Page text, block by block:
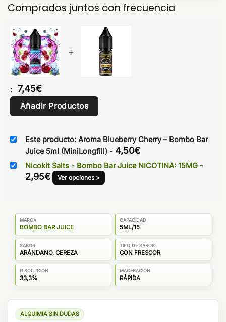
Comprados juntos con frecuencia
+
: 7,45€
Añadir Productos
Este producto: Aroma Blueberry Cherry – Bombo Bar
Juice 5ml (MiniLongfill) - 4,50€
Nicokit Salts - Bombo Bar Juice NICOTINA: 15MG -
2,95€ Ver opciones >
MARCA
BOMBO BAR JUICE
CAPACIDAD
5ML/15
SABOR
ARÁNDANO, CEREZA
TIPO DE SABOR
CON FRESCOR
DISOLUCION
33,3%
MACERACION
RÁPIDA
ALQUIMIA SIN DUDAS